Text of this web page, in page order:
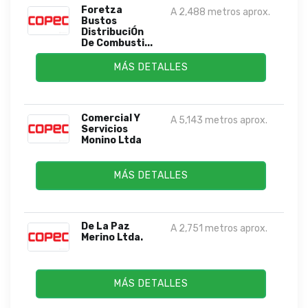
Foretza
Bustos
DistribuciÓn
De Combusti...
A 2,488 metros aprox.
MÁS DETALLES
Comercial Y
Servicios
Monino Ltda
A 5,143 metros aprox.
MÁS DETALLES
De La Paz
Merino Ltda.
A 2,751 metros aprox.
MÁS DETALLES